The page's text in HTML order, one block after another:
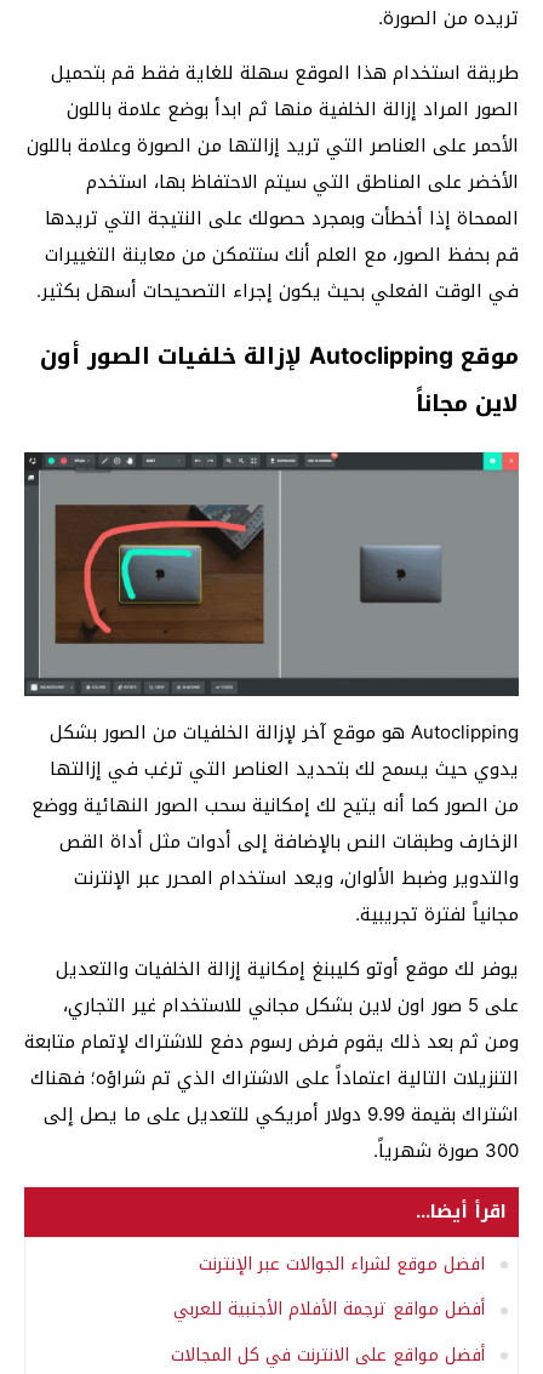
تريده من الصورة.
طريقة استخدام هذا الموقع سهلة للغاية فقط قم بتحميل
الصور المراد إزالة الخلفية منها ثم ابدأ بوضع علامة باللون
الأحمر على العناصر التي تريد إزالتها من الصورة وعلامة باللون
الأخضر على المناطق التي سيتم الاحتفاظ بها، استخدم
الممحاة إذا أخطأت وبمجرد حصولك على النتيجة التي تريدها
قم بحفظ الصور، مع العلم أنك ستتمكن من معاينة التغييرات
في الوقت الفعلي بحيث يكون إجراء التصحيحات أسهل بكثير.
موقع Autoclipping لإزالة خلفيات الصور أون
لاين مجاناً
Autoclipping هو موقع آخر لإزالة الخلفيات من الصور بشكل
يدوي حيث يسمح لك بتحديد العناصر التي ترغب في إزالتها
من الصور كما أنه يتيح لك إمكانية سحب الصور النهائية ووضع
الزخارف وطبقات النص بالإضافة إلى أدوات مثل أداة القص
والتدوير وضبط الألوان، ويعد استخدام المحرر عبر الإنترنت
مجانياً لفترة تجريبية.
يوفر لك موقع أوتو كليبنغ إمكانية إزالة الخلفيات والتعديل
على 5 صور اون لاين بشكل مجاني للاستخدام غير التجاري،
ومن ثم بعد ذلك يقوم فرض رسوم دفع للاشتراك لإتمام متابعة
التنزيلات التالية اعتماداً على الاشتراك الذي تم شراؤه؛ فهناك
اشتراك بقيمة 9.99 دولار أمريكي للتعديل على ما يصل إلى
300 صورة شهرياً.
اقرأ أيضا...
افضل موقع لشراء الجوالات عبر الإنترنت
أفضل مواقع ترجمة الأفلام الأجنبية للعربي
أفضل مواقع على الانترنت في كل المجالات